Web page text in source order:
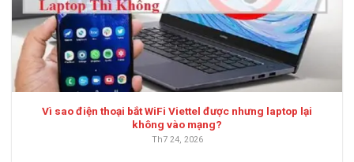
Vì sao điện thoại bắt WiFi Viettel được nhưng laptop lại
không vào mạng?
Th7 24, 2026